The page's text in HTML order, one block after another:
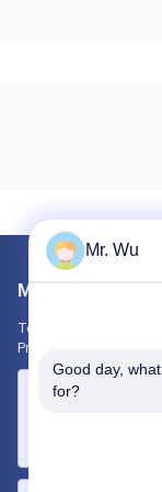
Mailen Sie uns
Teilen Sie uns Ihre
Produkte mit Ihnen
Mr. Wu
Good day,
for?